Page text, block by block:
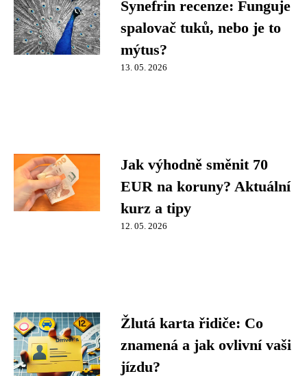
Synefrin recenze: Funguje
spalovač tuků, nebo je to
mýtus?
13. 05. 2026
Jak výhodně směnit 70
EUR na koruny? Aktuální
kurz a tipy
12. 05. 2026
Žlutá karta řidiče: Co
znamená a jak ovlivní vaši
jízdu?